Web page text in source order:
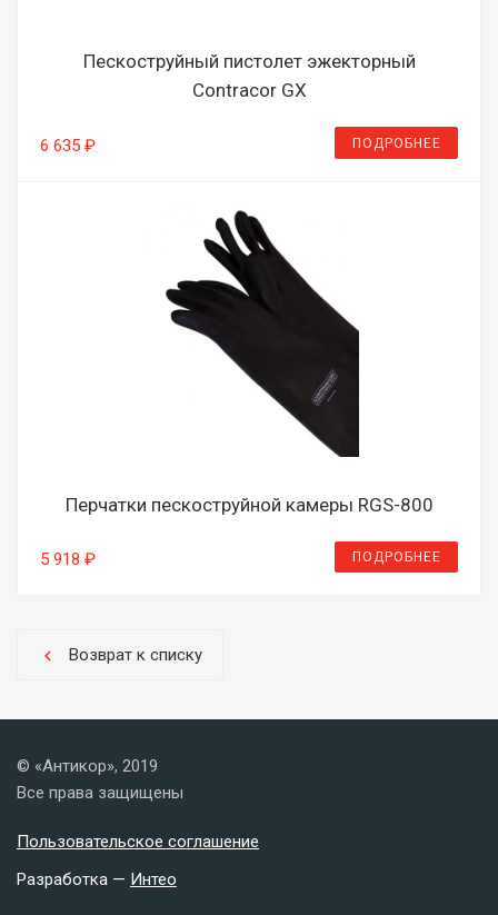
Пескоструйный пистолет эжекторный
Contracor GX
6 635 ₽ ПОДРОБНЕЕ
Перчатки пескоструйной камеры RGS-800
5 918 ₽ ПОДРОБНЕЕ
chevron_left Возврат к списку
© «Антикор», 2019
Все права защищены
Пользовательское соглашение
Разработка — Интео